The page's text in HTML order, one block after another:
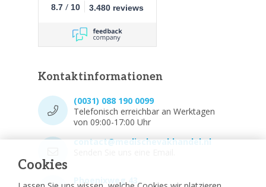
Cookies
8.7 / 10 3.480 reviews
Kontaktinformationen
(0031) 088 190 0099
Telefonisch erreichbar an Werktagen
von 09:00-17:00 Uhr
contact@medischevakhandel.nl
Phoenixweg 43,